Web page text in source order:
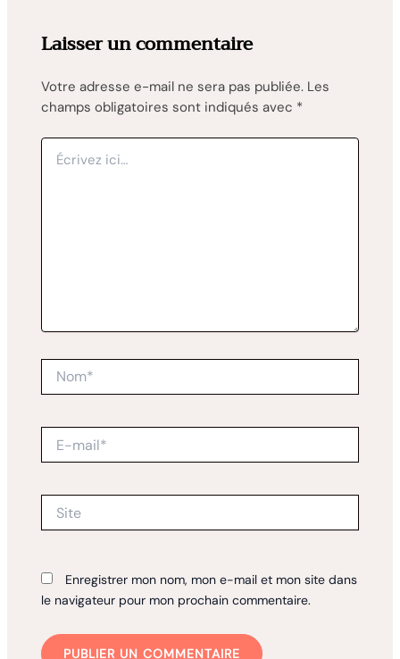
Laisser un commentaire
Votre adresse e-mail ne sera pas publiée. Les
champs obligatoires sont indiqués avec *
Écrivez
ici…
mail*
Enregistrer mon nom, mon e-mail et mon site dans
le navigateur pour mon prochain commentaire.